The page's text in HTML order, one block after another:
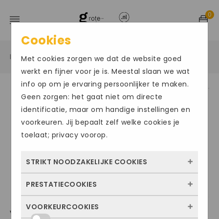
0
Home / Grote maten damesschoenen / Sandalen
WALDLAUFER126
Cookies
Met cookies zorgen we dat de website goed
werkt en fijner voor je is. Meestal slaan we wat
info op om je ervaring persoonlijker te maken.
Geen zorgen: het gaat niet om directe
identificatie, maar om handige instellingen en
voorkeuren. Jij bepaalt zelf welke cookies je
toelaat; privacy voorop.
STRIKT NOODZAKELIJKE COOKIES
Deze cookies zorgen ervoor dat de website
kunnen niet worden uitgezet. Meestal
PRESTATIECOOKIES
Met deze cookies zien we hoe vaak onze
VOORKEURCOOKIES